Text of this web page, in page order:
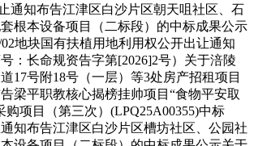
通知布告江津区白沙片区朝天咀社区、石
根本设备项目（二标段）的中标成果公示
地块国有扶植用地利用权公开出让通知
：长命规资告字第[2026]2号）关于涪陵
17号附18号（一层）等3处房产招租项目
梁平职教核心揭榜挂帅项目“食物平安取
购项目（第三次）(LPQ25A00355)中标
通知布告江津区白沙片区槽坊社区、公园社